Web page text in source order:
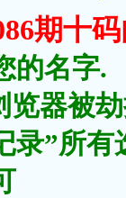
期十
的名字.
览器被
录”所